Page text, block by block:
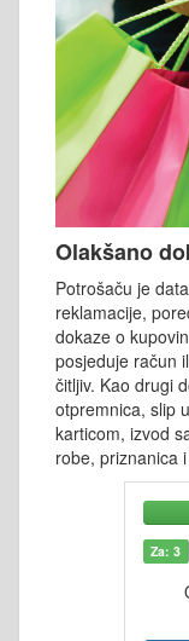
Olakšano
Potrošaču je
reklamacije,
dokaze o
posjeduje račun
čitljiv. Kao drugi
otpremnica, slip
karticom, izvod
robe, priznanica
Za: 3